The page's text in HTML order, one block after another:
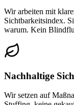
Wir arbeiten mit
Sichtbarkeitsindex.
warum. Kein
Nachhaltige
Wir setzen auf